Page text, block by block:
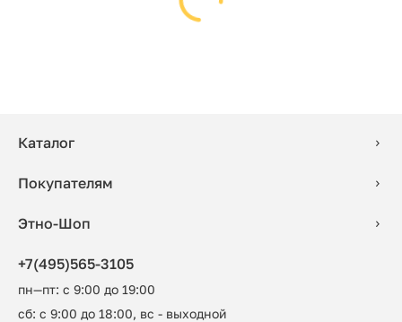
Каталог
Покупателям
Этно-Шоп
+7(495)565-3105
пн—пт: с 9:00 до 19:00
сб: с 9:00 до 18:00, вс - выходной